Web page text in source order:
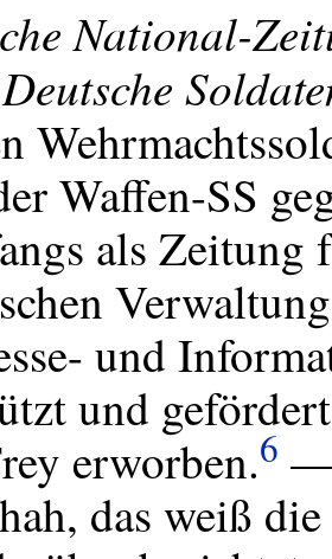
National-
Deutsche
Waffen-SS
als Zeitung
und
und
erworben.6 —
das weiß